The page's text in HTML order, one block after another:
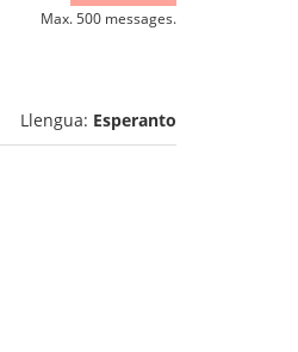
Max. 500 messages.
Llengua: Esperanto